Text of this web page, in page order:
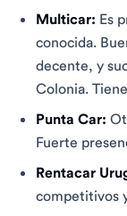
Multicar: Es
conocida.
decente, y
Colonia.
Punta Car:
Fuerte
Rentacar
competitivos